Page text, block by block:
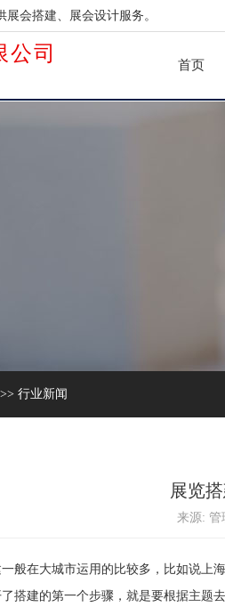
会搭建、展会设计服务。
公司 首页
>> 行业新闻
展览
来源: 管
在大城市运用的比较多，比如说上海
搭建的第一个步骤，就是要根据主题去